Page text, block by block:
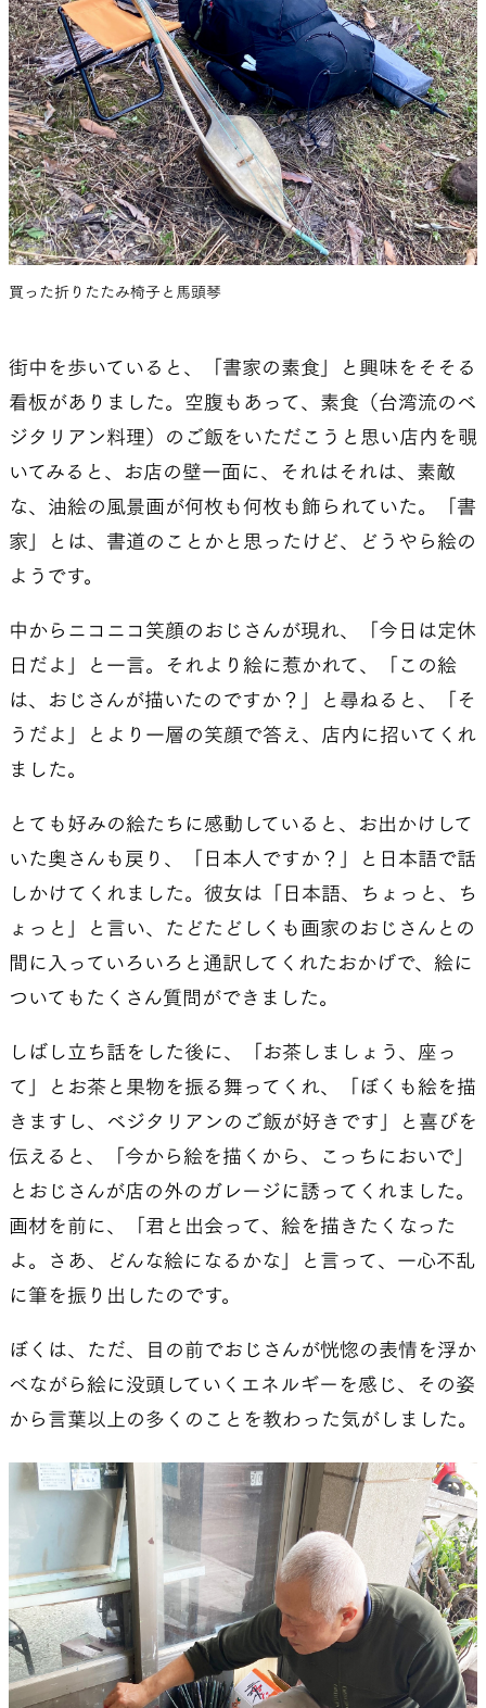
買った折りたたみ椅子と馬頭琴
街中を歩いていると、「書家の素食」と興味をそそる
看板がありました。空腹もあって、素食（台湾流のベ
ジタリアン料理）のご飯をいただこうと思い店内を覗
いてみると、お店の壁一面に、それはそれは、素敵
な、油絵の風景画が何枚も何枚も飾られていた。「書
家」とは、書道のことかと思ったけど、どうやら絵の
ようです。
中からニコニコ笑顔のおじさんが現れ、「今日は定休
日だよ」と一言。それより絵に惹かれて、「この絵
は、おじさんが描いたのですか？」と尋ねると、「そ
うだよ」とより一層の笑顔で答え、店内に招いてくれ
ました。
とても好みの絵たちに感動していると、お出かけして
いた奥さんも戻り、「日本人ですか？」と日本語で話
しかけてくれました。彼女は「日本語、ちょっと、ち
ょっと」と言い、たどたどしくも画家のおじさんとの
間に入っていろいろと通訳してくれたおかげで、絵に
ついてもたくさん質問ができました。
しばし立ち話をした後に、「お茶しましょう、座っ
て」とお茶と果物を振る舞ってくれ、「ぼくも絵を描
きますし、ベジタリアンのご飯が好きです」と喜びを
伝えると、「今から絵を描くから、こっちにおいで」
とおじさんが店の外のガレージに誘ってくれました。
画材を前に、「君と出会って、絵を描きたくなった
よ。さあ、どんな絵になるかな」と言って、一心不乱
に筆を振り出したのです。
ぼくは、ただ、目の前でおじさんが恍惚の表情を浮か
べながら絵に没頭していくエネルギーを感じ、その姿
から言葉以上の多くのことを教わった気がしました。